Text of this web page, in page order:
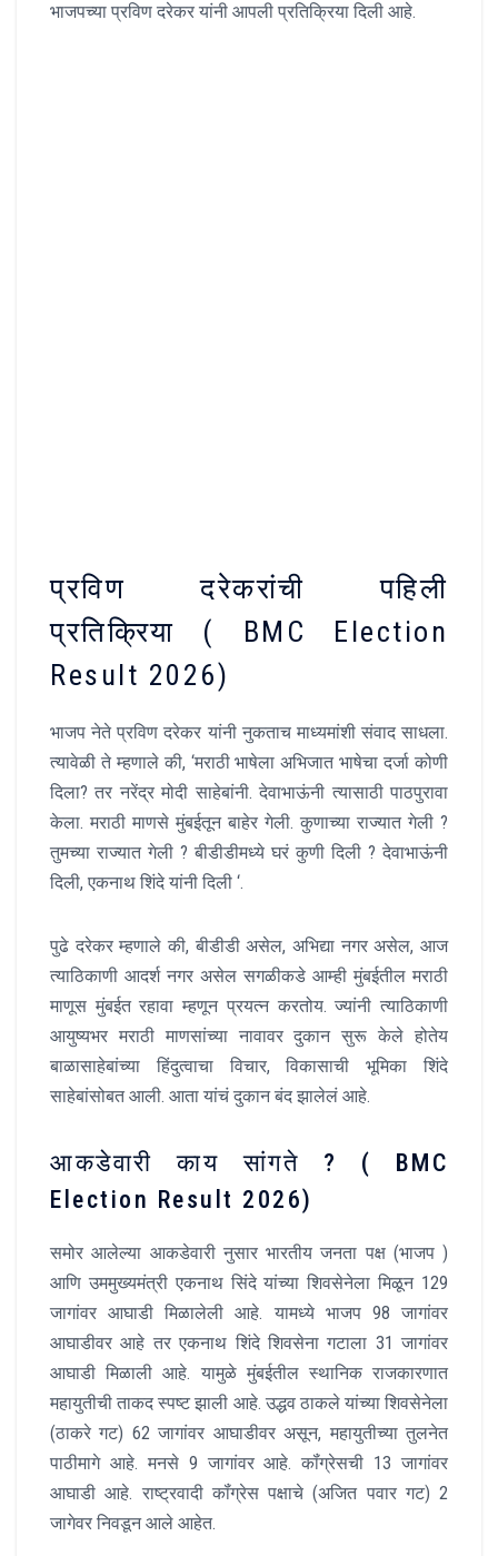
भाजपच्या प्रविण दरेकर यांनी आपली प्रतिक्रिया दिली आहे.
प्रविण दरेकरांची पहिली
प्रतिक्रिया ( BMC Election
Result 2026)
भाजप नेते प्रविण दरेकर यांनी नुकताच माध्यमांशी संवाद साधला.
त्यावेळी ते म्हणाले की, ‘मराठी भाषेला अभिजात भाषेचा दर्जा कोणी
दिला? तर नरेंद्र मोदी साहेबांनी. देवाभाऊंनी त्यासाठी पाठपुरावा
केला. मराठी माणसे मुंबईतून बाहेर गेली. कुणाच्या राज्यात गेली ?
तुमच्या राज्यात गेली ? बीडीडीमध्ये घरं कुणी दिली ? देवाभाऊंनी
दिली, एकनाथ शिंदे यांनी दिली ‘.
पुढे दरेकर म्हणाले की, बीडीडी असेल, अभिद्या नगर असेल, आज
त्याठिकाणी आदर्श नगर असेल सगळीकडे आम्ही मुंबईतील मराठी
माणूस मुंबईत रहावा म्हणून प्रयत्न करतोय. ज्यांनी त्याठिकाणी
आयुष्यभर मराठी माणसांच्या नावावर दुकान सुरू केले होतेय
बाळासाहेबांच्या हिंदुत्वाचा विचार, विकासाची भूमिका शिंदे
साहेबांसोबत आली. आता यांचं दुकान बंद झालेलं आहे.
आकडेवारी काय सांगते ? ( BMC
Election Result 2026)
समोर आलेल्या आकडेवारी नुसार भारतीय जनता पक्ष (भाजप )
आणि उममुख्यमंत्री एकनाथ सिंदे यांच्या शिवसेनेला मिळून 129
जागांवर आघाडी मिळालेली आहे. यामध्ये भाजप 98 जागांवर
आघाडीवर आहे तर एकनाथ शिंदे शिवसेना गटाला 31 जागांवर
आघाडी मिळाली आहे. यामुळे मुंबईतील स्थानिक राजकारणात
महायुतीची ताकद स्पष्ट झाली आहे. उद्धव ठाकले यांच्या शिवसेनेला
(ठाकरे गट) 62 जागांवर आघाडीवर असून, महायुतीच्या तुलनेत
पाठीमागे आहे. मनसे 9 जागांवर आहे. कॉंग्रेसची 13 जागांवर
आघाडी आहे. राष्ट्रवादी कॉंग्रेस पक्षाचे (अजित पवार गट) 2
जागेवर निवडून आले आहेत.